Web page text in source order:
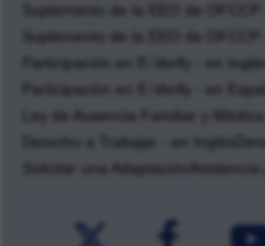
Suplemento de la EEO de OFCCP
Suplemento de la EEO de OFCCP
Participación en E-Verify - en Inglés
Participación en E-Verify - en
Ley de Ausencia Familiar y
Derecho a Trabajar - en Inglés
Solicitar una Adaptación